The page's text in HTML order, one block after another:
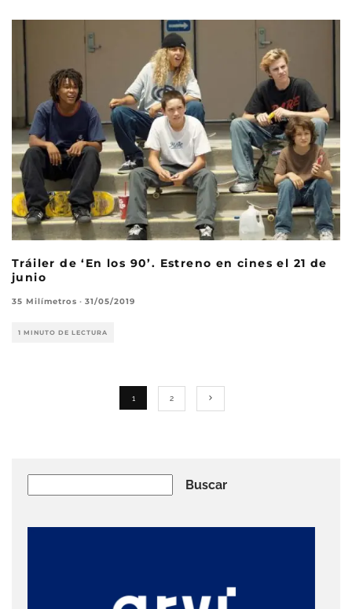
Tráiler de ‘En los 90’. Estreno en cines el 21 de
junio
35 Milímetros · 31/05/2019
1 MINUTO DE LECTURA
1 2
Buscar